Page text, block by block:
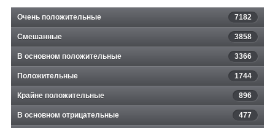
Очень положительные 7182
Смешанные 3858
В основном положительные 3366
Положительные 1744
Крайне положительные 896
В основном отрицательные 477